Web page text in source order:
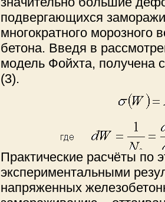
подвергающихся
многократного морозного
бетона. Введя в
модель Фойхта,
(3).
Практические расчёты по
экспериментальными
напряженных